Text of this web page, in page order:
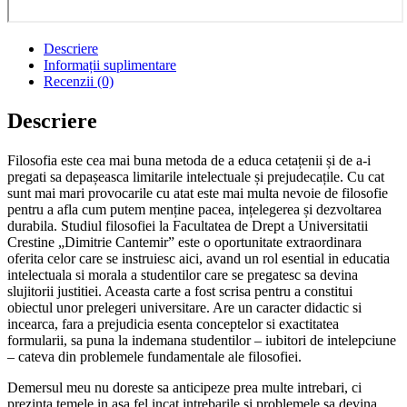
Descriere
Informații suplimentare
Recenzii (0)
Descriere
Filosofia este cea mai buna metoda de a educa cetațenii și de a-i
pregati sa depașeasca limitarile intelectuale și prejudecațile. Cu cat
sunt mai mari provocarile cu atat este mai multa nevoie de filosofie
pentru a afla cum putem menține pacea, ințelegerea și dezvoltarea
durabila. Studiul filosofiei la Facultatea de Drept a Universitatii
Crestine „Dimitrie Cantemir” este o oportunitate extraordinara
oferita celor care se instruiesc aici, avand un rol esential in educatia
intelectuala si morala a studentilor care se pregatesc sa devina
slujitorii justitiei. Aceasta carte a fost scrisa pentru a constitui
obiectul unor prelegeri universitare. Are un caracter didactic si
incearca, fara a prejudicia esenta conceptelor si exactitatea
formularii, sa puna la indemana studentilor – iubitori de intelepciune
– cateva din problemele fundamentale ale filosofiei.
Demersul meu nu doreste sa anticipeze prea multe intrebari, ci
prezinta temele in asa fel incat intrebarile si problemele sa devina